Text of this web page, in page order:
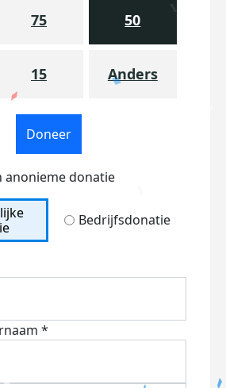
75 50
15 Anders
Doneer
anonieme donatie
Bedrijfsdonatie
*